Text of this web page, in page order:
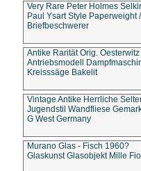
Very Rare Peter Holmes
Paul Ysart Style Paperweight /
Briefbeschwerer
Antike Rarität Orig. Oesterwitz
Antriebsmodell
Kreisssäge Bakelit
Vintage Antike Herrliche
Jugendstil Wandfliese
G West Germany
Murano Glas - Fisch 1960?
Glaskunst Glasobjekt Mille